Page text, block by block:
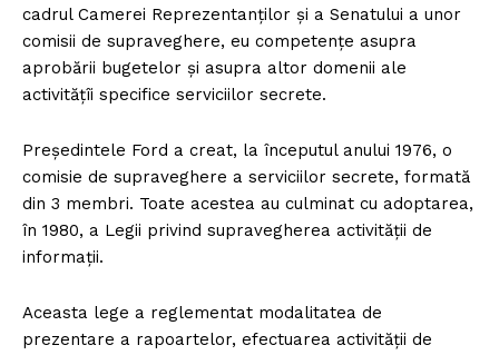
cadrul Camerei Reprezentanților și a Senatului a unor
comisii de supraveghere, eu competențe asupra
aprobării bugetelor și asupra altor domenii ale
activitățîi specifice serviciilor secrete.
Președintele Ford a creat, la începutul anului 1976, o
comisie de supraveghere a serviciilor secrete, formată
din 3 membri. Toate acestea au culminat cu adoptarea,
în 1980, a Legii privind supravegherea activității de
informații.
Aceasta lege a reglementat modalitatea de
prezentare a rapoartelor, efectuarea activității de